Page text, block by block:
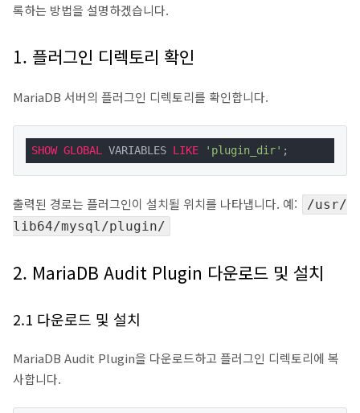
록하는 방법을 설명하겠습니다.
1. 플러그인 디렉토리 확인
MariaDB 서버의 플러그인 디렉토리를 확인합니다.
SHOW GLOBAL VARIABLES LIKE 'plugin_dir' ;
출력된 경로는 플러그인이 설치될 위치를 나타냅니다. 예:
/usr/
lib64/mysql/plugin/
2. MariaDB Audit Plugin 다운로드 및 설치
2.1 다운로드 및 설치
MariaDB Audit Plugin을 다운로드하고 플러그인 디렉토리에 복
사합니다.